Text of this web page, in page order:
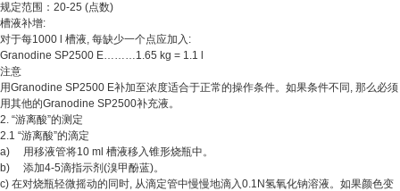
规定范围：20-25 (点数)
槽液补增:
对于每1000 l 槽液, 每缺少一个点应加入:
Granodine SP2500 E………1.65 kg = 1.1 l
注意
用Granodine SP2500 E补加至浓度适合于正常的操作条件。如果条件不同, 那么必须
用其他的Granodine SP2500补充液。
2. “游离酸”的测定
2.1 “游离酸”的滴定
a) 用移液管将10 ml 槽液移入锥形烧瓶中。
b) 添加4-5滴指示剂(溴甲酚蓝)。
c) 在对烧瓶轻微摇动的同时, 从滴定管中慢慢地滴入0.1N氢氧化钠溶液。如果颜色变